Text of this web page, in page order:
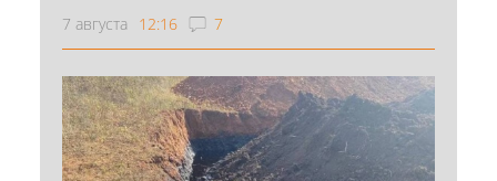
7 августа 12:16 7